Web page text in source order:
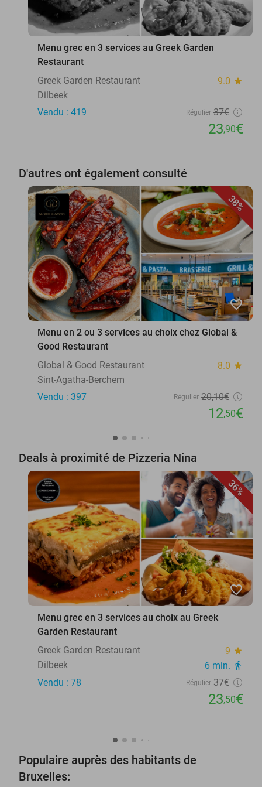
Menu grec en 3 services au Greek Garden
Restaurant
Greek Garden Restaurant
9.0 star
Dilbeek
Vendu : 419
Régulier 37€
23,90€
D'autres ont également consulté
38%
favorite_border
Menu en 2 ou 3 services au choix chez Global &
Good Restaurant
Global & Good Restaurant
8.0 star
Sint-Agatha-Berchem
Vendu : 397
Régulier 20,10€
12,50€
Deals à proximité de Pizzeria Nina
36%
favorite_border
Menu grec en 3 services au choix au Greek
Garden Restaurant
Greek Garden Restaurant
9 star
Dilbeek 6 min. directions_walk
Vendu : 78 Régulier 37€
23,50€
Populaire auprès des habitants de
Bruxelles: